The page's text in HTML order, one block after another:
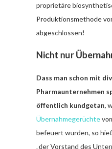
proprietäre
Produktionsmethode
abgeschlossen!
Nicht nur
Dass man schon mit
Pharmaunternehmen
öffentlich kundgetan,
Übernahmegerüchte
befeuert wurden, so
„der Vorstand des